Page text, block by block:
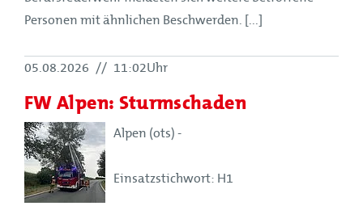
Personen mit ähnlichen Beschwerden. [...]
05.08.2026 // 11:02Uhr
FW Alpen: Sturmschaden
Alpen (ots) -
Einsatzstichwort: H1